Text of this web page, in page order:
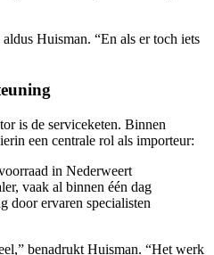
Huisman. “En als er toch iets
is de serviceketen. Binnen
een centrale rol als importeur:
in Nederweert
vaak al binnen één dag
door ervaren specialisten
benadrukt Huisman. “Het werk